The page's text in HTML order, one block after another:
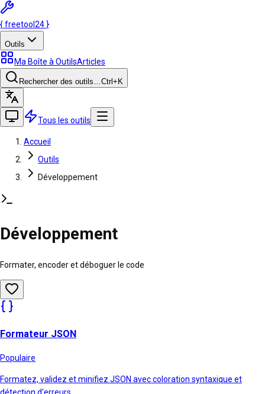
{freetool 24 }
Outils
Ma Boîte à OutilsArticles
Rechercher des outils…Ctrl +K
Tous les outils
Accueil
Outils
Développement
Développement
Formater, encoder et déboguer le code
Formateur JSON
Populaire
Formatez, validez et minifiez JSON avec coloration syntaxique et